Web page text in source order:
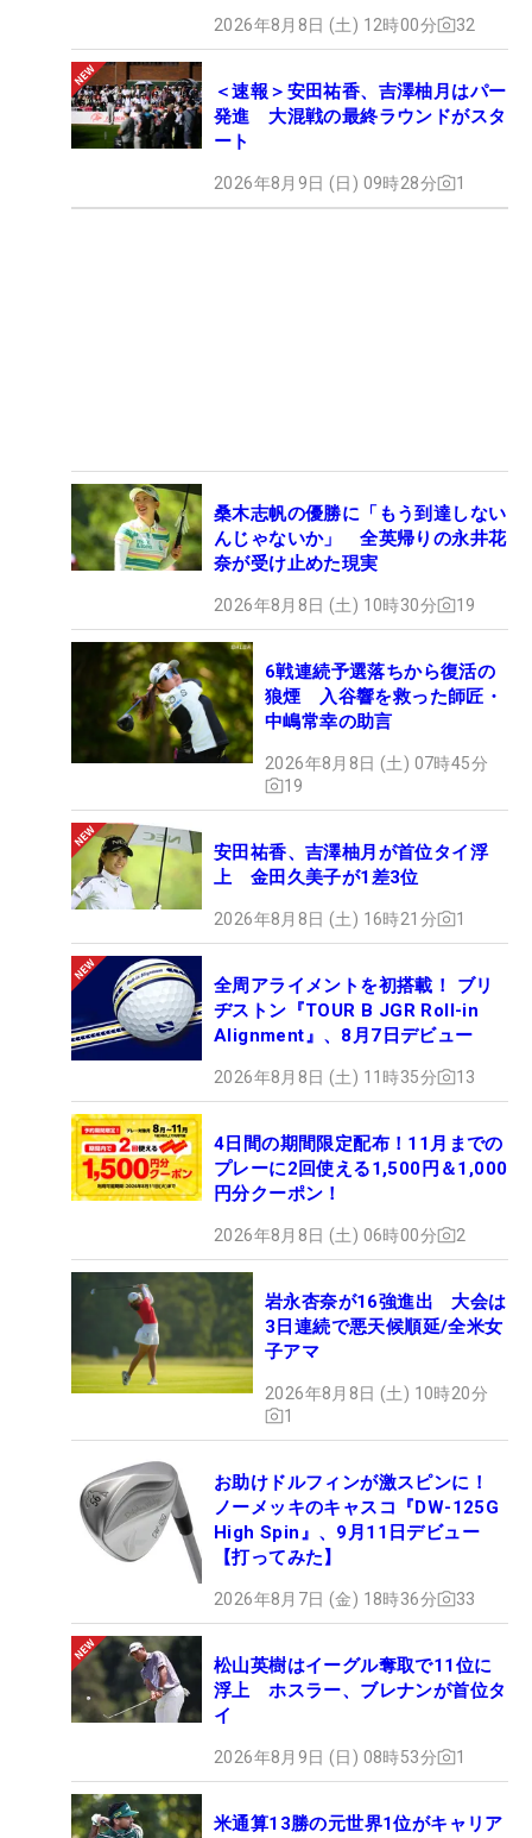
2026年8月8日 (土) 12時00分 32
＜速報＞安田祐香、吉澤柚月はパー
発進 大混戦の最終ラウンドがスタ
ート
2026年8月9日 (日) 09時28分 1
桑木志帆の優勝に「もう到達しない
んじゃないか」 全英帰りの永井花
奈が受け止めた現実
2026年8月8日 (土) 10時30分 19
6戦連続予選落ちから復活の
狼煙 入谷響を救った師匠・
中嶋常幸の助言
2026年8月8日 (土) 07時45分
19
安田祐香、吉澤柚月が首位タイ浮
上 金田久美子が1差3位
2026年8月8日 (土) 16時21分 1
全周アライメントを初搭載！ ブリ
ヂストン『TOUR B JGR Roll-in
Alignment』、8月7日デビュー
2026年8月8日 (土) 11時35分 13
4日間の期間限定配布！11月までの
プレーに2回使える1,500円＆1,000
円分クーポン！
2026年8月8日 (土) 06時00分 2
岩永杏奈が16強進出 大会は
3日連続で悪天候順延/全米女
子アマ
2026年8月8日 (土) 10時20分
1
お助けドルフィンが激スピンに！
ノーメッキのキャスコ『DW-125G
High Spin』、9月11日デビュー
【打ってみた】
2026年8月7日 (金) 18時36分 33
松山英樹はイーグル奪取で11位に
浮上 ホスラー、ブレナンが首位タ
イ
2026年8月9日 (日) 08時53分 1
米通算13勝の元世界1位がキャリア